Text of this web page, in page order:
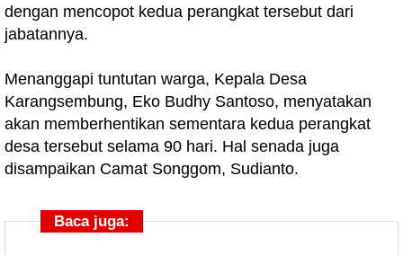
dengan mencopot kedua perangkat tersebut dari
jabatannya.
Menanggapi tuntutan warga, Kepala Desa
Karangsembung, Eko Budhy Santoso, menyatakan
akan memberhentikan sementara kedua perangkat
desa tersebut selama 90 hari. Hal senada juga
disampaikan Camat Songgom, Sudianto.
Baca juga: